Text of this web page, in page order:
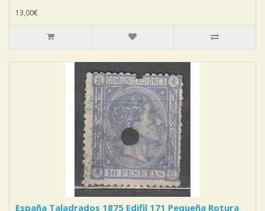
13,00€
España Taladrados 1875 Edifil 171 Pequeña Rotura